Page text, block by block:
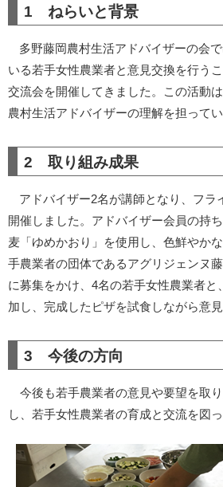
1 ねらいと背景
多野藤岡農村生活アドバイザーの会
いる若手女性農業者と意見交換を行う
交流会を開催してきました。この活動
農村生活アドバイザーの理解を担ってい
2 取り組み成果
アドバイザー2名が講師となり、フラ
開催しました。アドバイザー会員の持
麦「ゆめかおり」を使用し、色鮮やか
手農業者の団体であるアグリジェンヌ
に募集をかけ、4名の若手女性農業者と
加し、完成したピザを試食しながら意
3 今後の方向
今後も若手農業者の意見や要望を取
し、若手女性農業者の育成と交流を図っ